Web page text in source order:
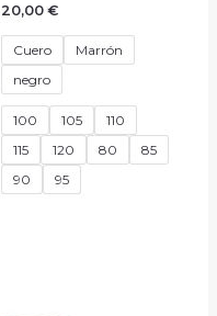
Valorado
0
5
20,00 €
Cuero
Marrón
negro
100 105
110
115
120 80
85
90
95